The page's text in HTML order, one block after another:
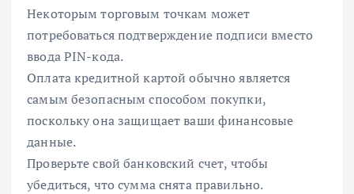
Некоторым торговым точкам может
потребоваться подтверждение подписи вместо
ввода PIN-кода.
Оплата кредитной картой обычно является
самым безопасным способом покупки,
поскольку она защищает ваши финансовые
данные.
Проверьте свой банковский счет, чтобы
убедиться, что сумма снята правильно.